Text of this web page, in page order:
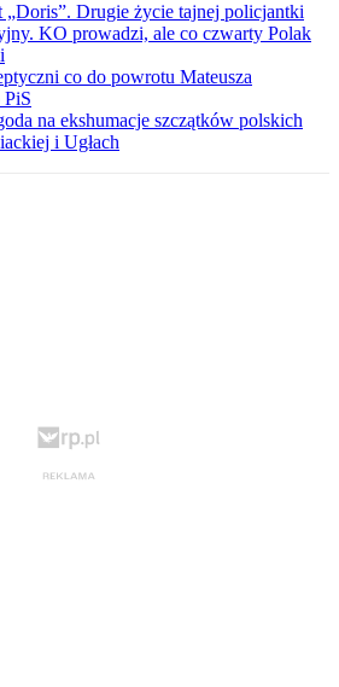
„Doris”. Drugie życie tajnej policjantki
KO prowadzi, ale co czwarty Polak
co do powrotu Mateusza
na ekshumacje szczątków polskich
i Ugłach